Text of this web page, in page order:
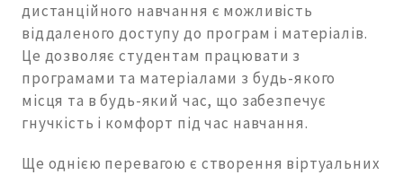
дистанційного навчання є можливість
віддаленого доступу до програм і матеріалів.
Це дозволяє студентам працювати з
програмами та матеріалами з будь-якого
місця та в будь-який час, що забезпечує
гнучкість і комфорт під час навчання.
Ще однією перевагою є створення віртуальних